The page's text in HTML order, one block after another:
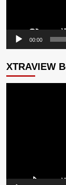
00:00
XTRAVIEW